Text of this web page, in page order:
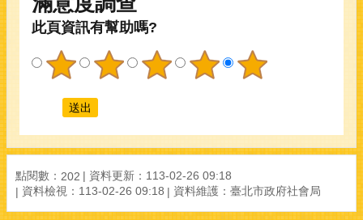
此頁資訊有幫助嗎?
點閱數： 202
資料更新：113-02-26 09:18
資料檢視：113-02-26 09:18
資料維護：臺北市政府社會局